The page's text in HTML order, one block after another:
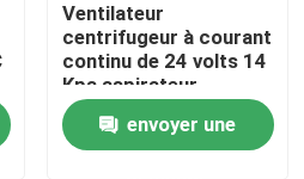
Ventilateur
centrifugeur à courant
continu de 24 volts 14
Kpa aspirateur
industriel ventilateur à
air
envoyer une